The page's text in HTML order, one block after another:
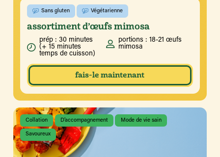
Sans gluten Végétarienne
assortiment d’œufs mimosa
prép : 30 minutes
(+ 15 minutes
temps de cuisson)
portions : 18-21 œufs
mimosa
fais-le maintenant
Collation D’accompagnement Mode de vie sain
Savoureux